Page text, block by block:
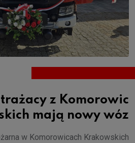
z Komorowic
mają nowy wóz
w Komorowicach Krakowskich